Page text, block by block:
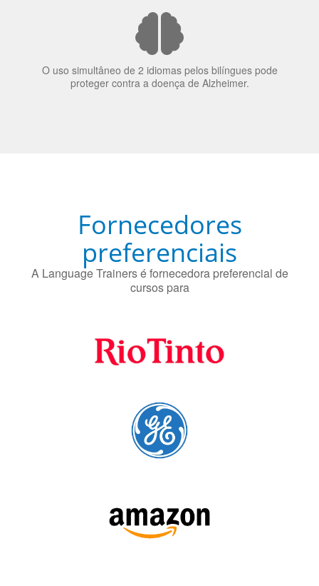
O uso simultâneo de 2 idiomas pelos bilíngues pode
proteger contra a doença de Alzheimer.
Fornecedores
preferenciais
A Language Trainers é fornecedora preferencial de
cursos para